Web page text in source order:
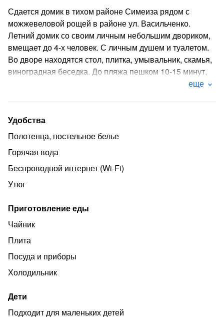
Сдается домик в тихом районе Симеиза рядом с
можжевеловой рощей в районе ул. Васильченко.
Летний домик со своим личным небольшим двориком,
вмещает до 4-х человек. С личным душем и туалетом.
Во дворе находятся стол, плитка, умывальник, скамья,
виноградная беседка. До пляжа пешком 10-15 минут,
еще
Удобства
Полотенца, постельное белье
Горячая вода
Беспроводной интернет (Wi‑Fi)
Утюг
Приготовление еды
Чайник
Плита
Посуда и приборы
Холодильник
Дети
Подходит для маленьких детей